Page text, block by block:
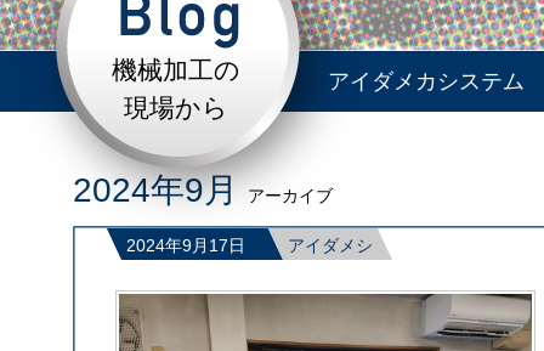
機械加工の
現場から
アイダメカシステム
2024年9月アーカイブ
2024年9月17日 アイダメシ